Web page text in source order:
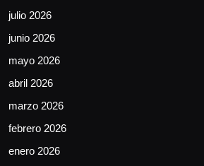
julio 2026
junio 2026
mayo 2026
abril 2026
marzo 2026
febrero 2026
enero 2026